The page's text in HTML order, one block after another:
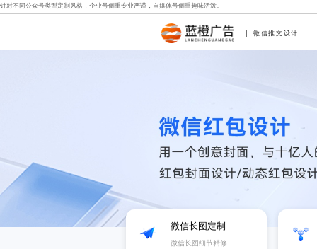
针对不同公众号类型定制风格，企业号侧重专业严谨，自媒体号侧重趣味活泼。
微信推文设计
微信长图定制
微信长图细节精修